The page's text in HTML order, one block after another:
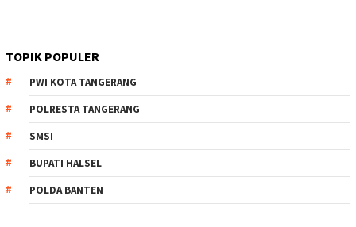
TOPIK POPULER
PWI KOTA TANGERANG
POLRESTA TANGERANG
SMSI
BUPATI HALSEL
POLDA BANTEN